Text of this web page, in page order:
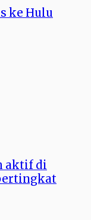
ke Hulu
aktif di